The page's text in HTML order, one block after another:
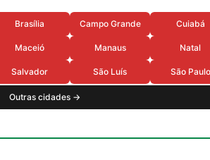
Brasília Campo Grande Cuiabá
Maceió Manaus Natal
Salvador São Luís São Paulo
Outras cidades →